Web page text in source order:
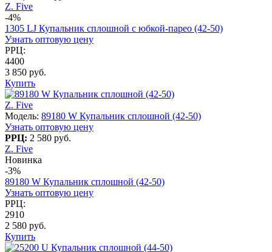
Z. Five
-4%
1305 LJ Купальник сплошной с юбкой-парео (42-50)
Узнать оптовую цену
РРЦ:
4400
3 850 руб.
Купить
Z. Five
Модель: 89180 W Купальник сплошной (42-50)
Узнать оптовую цену
РРЦ: 2 580 руб.
Z. Five
Новинка
-3%
89180 W Купальник сплошной (42-50)
Узнать оптовую цену
РРЦ:
2910
2 580 руб.
Купить